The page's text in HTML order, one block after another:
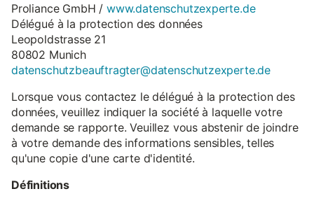
Proliance GmbH /www.datenschutzexperte.de
Délégué à la protection des données
Leopoldstrasse 21
80802 Munich
datenschutzbeauftragter@datenschutzexperte.de
Lorsque vous contactez le délégué à la protection des
données, veuillez indiquer la société à laquelle votre
demande se rapporte. Veuillez vous abstenir de joindre
à votre demande des informations sensibles, telles
qu'une copie d'une carte d'identité.
Définitions